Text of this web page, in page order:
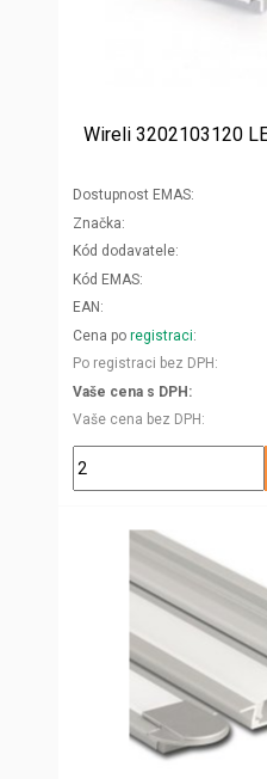
Wireli 3202103120
Dostupnost EMAS
Značka
Kód dodavatele
Kód EMAS
EAN
Cena po registraci
Po registraci bez DPH
Vaše cena s DPH
Vaše cena bez DPH